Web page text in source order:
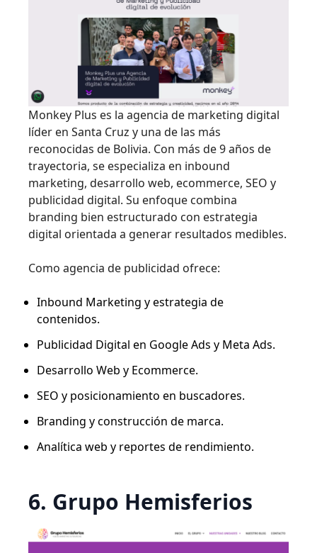
Monkey Plus es la agencia de marketing digital
líder en Santa Cruz y una de las más
reconocidas de Bolivia. Con más de 9 años de
trayectoria, se especializa en inbound
marketing, desarrollo web, ecommerce, SEO y
publicidad digital. Su enfoque combina
branding bien estructurado con estrategia
digital orientada a generar resultados medibles.
Como agencia de publicidad ofrece:
Inbound Marketing y estrategia de
contenidos.
Publicidad Digital en Google Ads y Meta Ads.
Desarrollo Web y Ecommerce.
SEO y posicionamiento en buscadores.
Branding y construcción de marca.
Analítica web y reportes de rendimiento.
6. Grupo Hemisferios